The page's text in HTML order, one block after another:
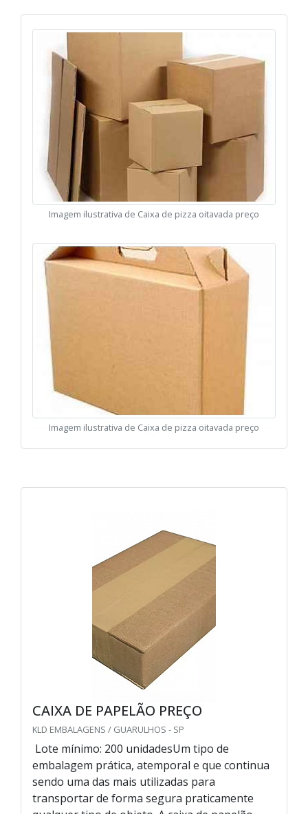
Imagem ilustrativa de Caixa de pizza oitavada preço
Imagem ilustrativa de Caixa de pizza oitavada preço
CAIXA DE PAPELÃO PREÇO
KLD EMBALAGENS / GUARULHOS - SP
Lote mínimo: 200 unidadesUm tipo de
embalagem prática, atemporal e que continua
sendo uma das mais utilizadas para
transportar de forma segura praticamente